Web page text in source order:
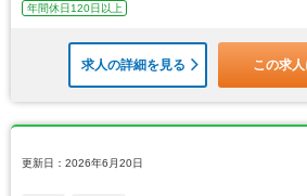
年間休日120日以上
求人の詳細を見る この求
更新日：2026年6月20日